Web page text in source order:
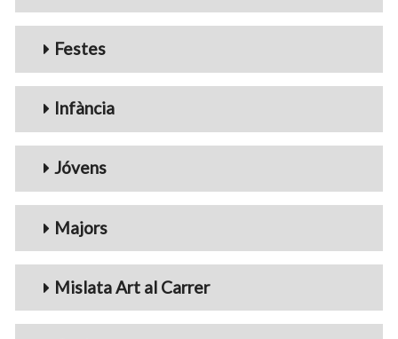
Festes
Infància
Jóvens
Majors
Mislata Art al Carrer